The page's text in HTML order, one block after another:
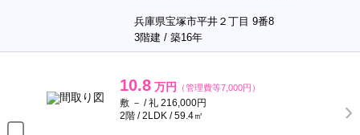
兵庫県宝塚市平井２丁目 9番8
3階建 / 築16年
10.8 万円 （管理費等7,000円）
敷 － / 礼 216,000円
2階 / 2LDK / 59.4㎡